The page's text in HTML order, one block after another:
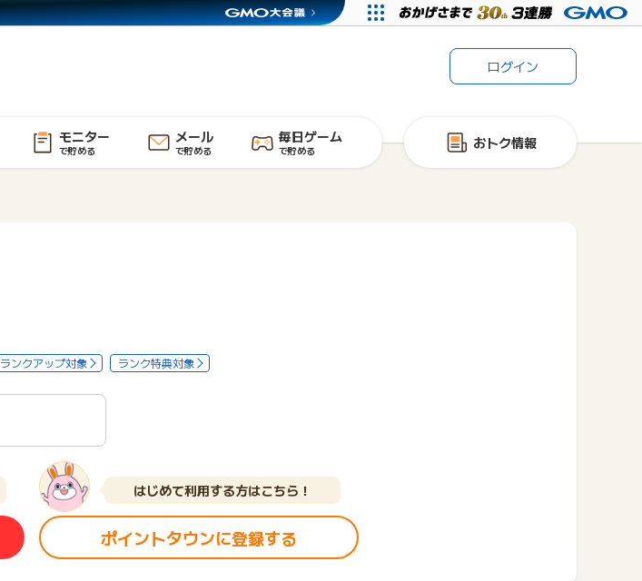
ログイン
モニター
で貯める
メール
で貯める
毎日ゲーム
で貯める おトク情報
ランクアップ対象 ランク特典対象
はじめて利用する方はこちら！
ポイントタウンに登録する